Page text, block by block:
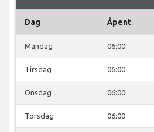
Dag Åpent
Mandag 06:00
Tirsdag 06:00
Onsdag 06:00
Torsdag 06:00